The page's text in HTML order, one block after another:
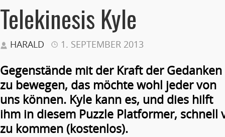
Telekinesis Kyle
HARALD 1. SEPTEMBER 2013
Gegenstände mit der Kraft der Gedanken
zu bewegen, das möchte wohl jeder von
uns können. Kyle kann es, und dies hilft
ihm in diesem Puzzle Platformer, schnell
zu kommen (kostenlos).